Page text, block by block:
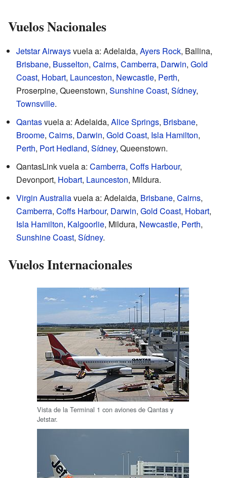
Vuelos Nacionales
Jetstar Airwaysvuela a: Adelaida, Ayers Rock, Ballina,
Brisbane, Busselton, Cairns, Camberra, Darwin, Gold
Coast, Hobart, Launceston, Newcastle, Perth,
Proserpine, Queenstown, Sunshine Coast, Sídney,
Townsville.
Qantasvuela a: Adelaida, Alice Springs, Brisbane,
Broome, Cairns, Darwin, Gold Coast, Isla Hamilton,
Perth, Port Hedland, Sídney, Queenstown.
QantasLink vuela a: Camberra, Coffs Harbour,
Devonport, Hobart, Launceston, Mildura.
Virgin Australiavuela a: Adelaida, Brisbane, Cairns,
Camberra, Coffs Harbour, Darwin, Gold Coast, Hobart,
Isla Hamilton, Kalgoorlie, Mildura, Newcastle, Perth,
Sunshine Coast, Sídney.
Vuelos Internacionales
Vista de la Terminal 1 con aviones de Qantas y
Jetstar.